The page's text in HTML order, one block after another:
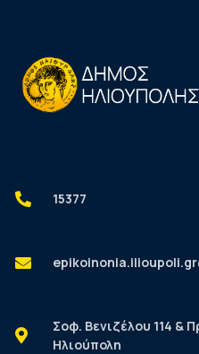
15377
Σοφ. Βενιζέλου 114 &
Ηλιούπολη